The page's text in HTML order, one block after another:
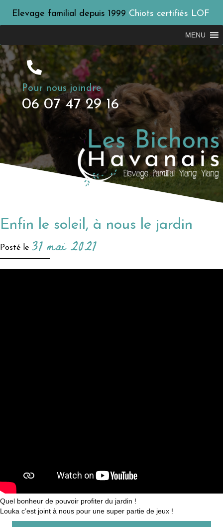
Elevage familial depuis 1999 Chiots certifiés LOF
MENU
Pour nous joindre
06 07 47 29 16
Enfin le soleil, à nous le jardin
Posté le 31 mai 2021
Quel bonheur de pouvoir profiter du jardin !
Louka c’est joint à nous pour une super partie de jeux !